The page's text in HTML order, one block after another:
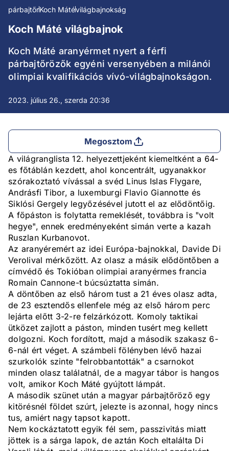
párbajtőrKoch Mátévilágbajnokság
Koch Máté világbajnok
Koch Máté aranyérmet nyert a férfi
párbajtőrözők egyéni versenyében a milánói
olimpiai kvalifikációs vívó-világbajnokságon.
2023. július 26., szerda 20:36
Megosztom
A világranglista 12. helyezettjeként kiemeltként a 64-
es főtáblán kezdett, ahol koncentrált, ugyanakkor
szórakoztató vívással a svéd Linus Islas Flygare,
Andrásfi Tibor, a luxemburgi Flavio Giannotte és
Siklósi Gergely legyőzésével jutott el az elődöntőig.
A főpáston is folytatta remeklését, továbbra is "volt
hegye", ennek eredményeként simán verte a kazah
Ruszlan Kurbanovot.
Az aranyéremért az idei Európa-bajnokkal, Davide Di
Verolival mérkőzött. Az olasz a másik elődöntőben a
címvédő és Tokióban olimpiai aranyérmes francia
Romain Cannone-t búcsúztatta simán.
A döntőben az első három tust a 21 éves olasz adta,
de 23 esztendős ellenfele még az első három perc
lejárta előtt 3-2-re felzárkózott. Komoly taktikai
ütközet zajlott a páston, minden tusért meg kellett
dolgozni. Koch fordított, majd a második szakasz 6-
6-nál ért véget. A számbeli fölényben lévő hazai
szurkolók szinte "felrobbantották" a csarnokot
minden olasz találatnál, de a magyar tábor is hangos
volt, amikor Koch Máté gyújtott lámpát.
A második szünet után a magyar párbajtőröző egy
kitörésnél földet szúrt, jelezte is azonnal, hogy nincs
tus, amiért nagy tapsot kapott.
Nem kockáztatott egyik fél sem, passzivitás miatt
jöttek is a sárga lapok, de aztán Koch eltalálta Di